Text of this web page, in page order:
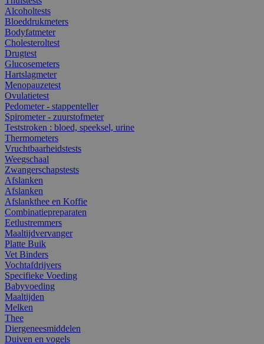
Alcoholtests
Bloeddrukmeters
Bodyfatmeter
Cholesteroltest
Drugtest
Glucosemeters
Hartslagmeter
Menopauzetest
Ovulatietest
Pedometer - stappenteller
Spirometer - zuurstofmeter
Teststroken : bloed, speeksel, urine
Thermometers
Vruchtbaarheidstests
Weegschaal
Zwangerschapstests
Afslanken
Afslanken
Afslankthee en Koffie
Combinatiepreparaten
Eetlustremmers
Maaltijdvervanger
Platte Buik
Vet Binders
Vochtafdrijvers
Specifieke Voeding
Babyvoeding
Maaltijden
Melken
Thee
Diergeneesmiddelen
Duiven en vogels